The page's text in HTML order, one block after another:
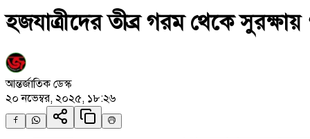
হজযাত্রীদের তীব্র গরম থেকে
আন্তর্জাতিক ডেস্ক
২০ নভেম্বর, ২০২৫, ১৮:২৬